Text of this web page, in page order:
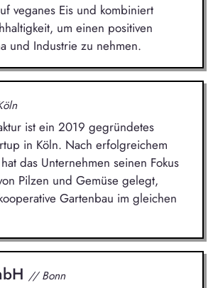
veganes Eis und kombiniert
um einen positiven
und Industrie zu nehmen.
ist ein 2019 gegründetes
in Köln. Nach erfolgreichem
das Unternehmen seinen Fokus
Pilzen und Gemüse gelegt,
Gartenbau im gleichen
// Bonn